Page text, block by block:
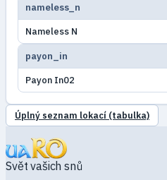
nameless_n
Nameless N
payon_in
Payon In02
Úplný seznam lokací (tabulka)
Svět vašich snů